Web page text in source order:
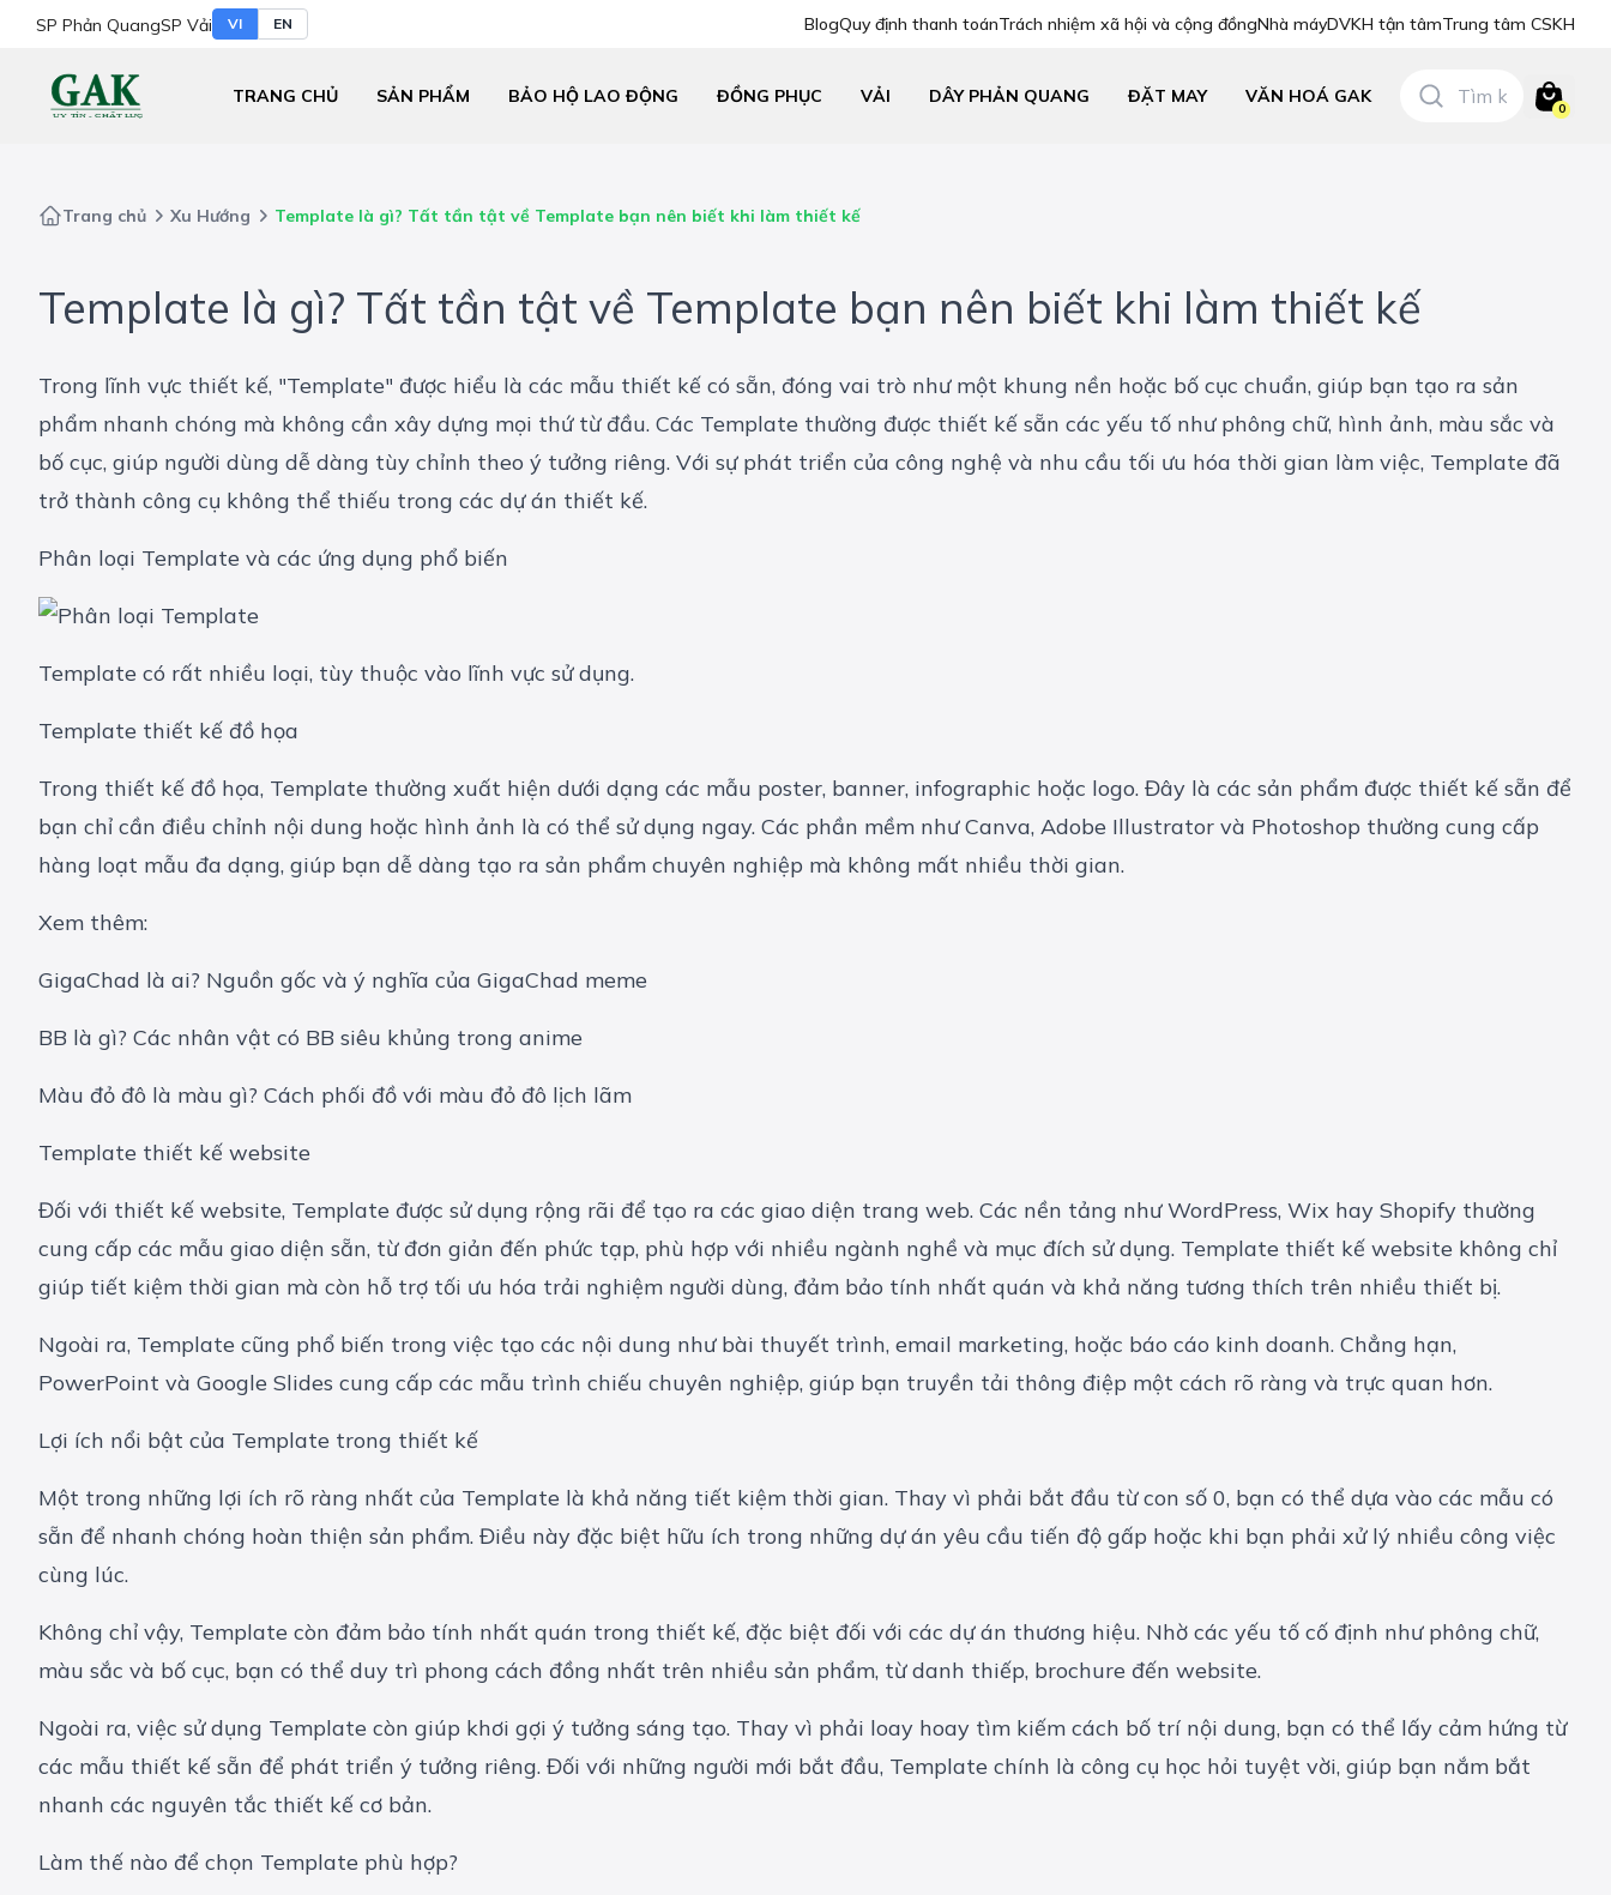
SP Phản QuangSP Vải VI EN BlogQuy định thanh toánTrách nhiệm xã hội và cộng đồngNhà máyDVKH tận tâmTrung tâm CSKH
TRANG CHỦ SẢN PHẨM BẢO HỘ LAO ĐỘNG ĐỒNG PHỤC VẢI DÂY PHẢN QUANG ĐẶT MAY VĂN HOÁ GAK
0
Trang chủ Xu Hướng Template là gì? Tất tần tật về Template bạn nên biết khi làm thiết kế
Template là gì? Tất tần tật về Template bạn nên biết khi làm thiết kế
Trong lĩnh vực thiết kế, "Template" được hiểu là các mẫu thiết kế có sẵn, đóng vai trò như một khung nền hoặc bố cục chuẩn, giúp bạn tạo ra sản
phẩm nhanh chóng mà không cần xây dựng mọi thứ từ đầu. Các Template thường được thiết kế sẵn các yếu tố như phông chữ, hình ảnh, màu sắc và
bố cục, giúp người dùng dễ dàng tùy chỉnh theo ý tưởng riêng. Với sự phát triển của công nghệ và nhu cầu tối ưu hóa thời gian làm việc, Template đã
trở thành công cụ không thể thiếu trong các dự án thiết kế.
Phân loại Template và các ứng dụng phổ biến
Template có rất nhiều loại, tùy thuộc vào lĩnh vực sử dụng.
Template thiết kế đồ họa
Trong thiết kế đồ họa, Template thường xuất hiện dưới dạng các mẫu poster, banner, infographic hoặc logo. Đây là các sản phẩm được thiết kế sẵn để
bạn chỉ cần điều chỉnh nội dung hoặc hình ảnh là có thể sử dụng ngay. Các phần mềm như Canva, Adobe Illustrator và Photoshop thường cung cấp
hàng loạt mẫu đa dạng, giúp bạn dễ dàng tạo ra sản phẩm chuyên nghiệp mà không mất nhiều thời gian.
Xem thêm:
GigaChad là ai? Nguồn gốc và ý nghĩa của GigaChad meme
BB là gì? Các nhân vật có BB siêu khủng trong anime
Màu đỏ đô là màu gì? Cách phối đồ với màu đỏ đô lịch lãm
Template thiết kế website
Đối với thiết kế website, Template được sử dụng rộng rãi để tạo ra các giao diện trang web. Các nền tảng như WordPress, Wix hay Shopify thường
cung cấp các mẫu giao diện sẵn, từ đơn giản đến phức tạp, phù hợp với nhiều ngành nghề và mục đích sử dụng. Template thiết kế website không chỉ
giúp tiết kiệm thời gian mà còn hỗ trợ tối ưu hóa trải nghiệm người dùng, đảm bảo tính nhất quán và khả năng tương thích trên nhiều thiết bị.
Ngoài ra, Template cũng phổ biến trong việc tạo các nội dung như bài thuyết trình, email marketing, hoặc báo cáo kinh doanh. Chẳng hạn,
PowerPoint và Google Slides cung cấp các mẫu trình chiếu chuyên nghiệp, giúp bạn truyền tải thông điệp một cách rõ ràng và trực quan hơn.
Lợi ích nổi bật của Template trong thiết kế
Một trong những lợi ích rõ ràng nhất của Template là khả năng tiết kiệm thời gian. Thay vì phải bắt đầu từ con số 0, bạn có thể dựa vào các mẫu có
sẵn để nhanh chóng hoàn thiện sản phẩm. Điều này đặc biệt hữu ích trong những dự án yêu cầu tiến độ gấp hoặc khi bạn phải xử lý nhiều công việc
cùng lúc.
Không chỉ vậy, Template còn đảm bảo tính nhất quán trong thiết kế, đặc biệt đối với các dự án thương hiệu. Nhờ các yếu tố cố định như phông chữ,
màu sắc và bố cục, bạn có thể duy trì phong cách đồng nhất trên nhiều sản phẩm, từ danh thiếp, brochure đến website.
Ngoài ra, việc sử dụng Template còn giúp khơi gợi ý tưởng sáng tạo. Thay vì phải loay hoay tìm kiếm cách bố trí nội dung, bạn có thể lấy cảm hứng từ
các mẫu thiết kế sẵn để phát triển ý tưởng riêng. Đối với những người mới bắt đầu, Template chính là công cụ học hỏi tuyệt vời, giúp bạn nắm bắt
nhanh các nguyên tắc thiết kế cơ bản.
Làm thế nào để chọn Template phù hợp?